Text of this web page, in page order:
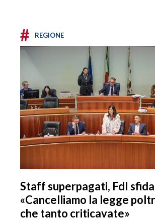
# REGIONE
Staff superpagati, FdI
«Cancelliamo la legge
che tanto criticavate»